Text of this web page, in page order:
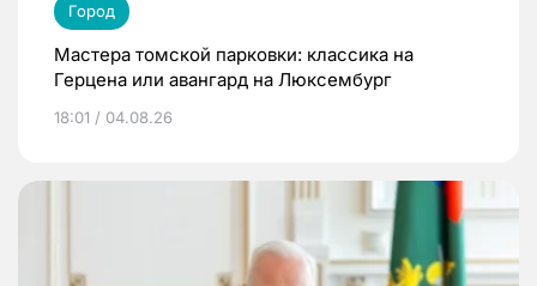
Город
Мастера томской парковки: классика на
Герцена или авангард на Люксембург
18:01 / 04.08.26